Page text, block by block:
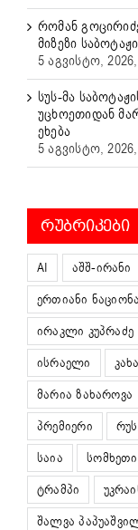
რომან
მიზეზი
5 აგვისტო,
სუს-მა
უცხოეთიდან
ეხება
5 აგვისტო,
ᲠᲣᲑᲠᲘᲙᲔᲑᲘ
AI აშშ-ირანი
ერთიანი
ირაკლი კუპრაძე
ისრაელი
მარია ზახაროვა
პრემიერი
საია
სომხეთი
ტრამპი
შალვა